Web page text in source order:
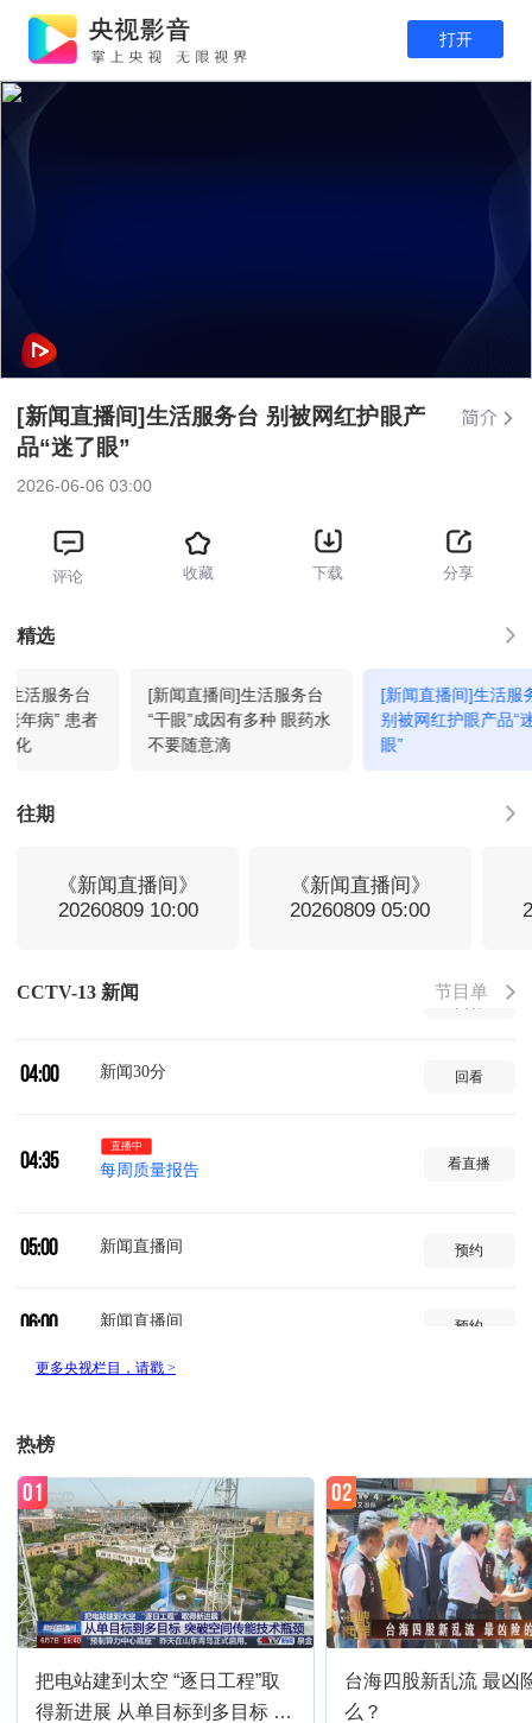
打开
[新闻直播间]生活服务台 别被网红护眼产
品“迷了眼”
2026-06-06 03:00
评论 收藏 下载 分享
精选
生活服务台
年病” 患者
化
[新闻直播间]生活服务台
“干眼”成因有多种 眼药水
不要随意滴
[新闻直播间]生活服
别被网红护眼产品“
眼”
往期
《新闻直播间》
20260809 10:00
《新闻直播间》
20260809 05:00
CCTV-13 新闻 节目单
21:12
22:00 朝闻天下 回看
回看
新闻直播间
03:00 新闻直播间 回看
04:00 新闻30分 回看
04:35
直播中
每周质量报告 看直播
05:00 新闻直播间 预约
06:00 新闻直播间 预约
07:00 预约
08:00 新闻直播间 预约
09:00 新闻直播间 预约
10:00
热榜
把电站建到太空 “逐日工程”取
得新进展 从单目标到多目标 突
01
台海四股新乱流 最凶
么？
02